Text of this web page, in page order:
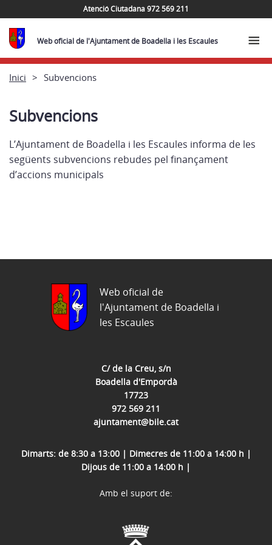
Atenció Ciutadana 972 569 211
Web oficial de l'Ajuntament de Boadella i les Escaules
Inici Subvencions
Subvencions
L’Ajuntament de Boadella i les Escaules informa de les
següents subvencions rebudes pel finançament
d’accions municipals
C/ de la Creu, s/n
Boadella d'Empordà
17723
972 569 211
ajuntament@bile.cat
Dimarts: de 8:30 a 13:00 | Dimecres de 11:00 a 14:00 h |
Dijous de 11:00 a 14:00 h |
Web oficial de
l'Ajuntament de Boadella i
les Escaules
Amb el suport de: